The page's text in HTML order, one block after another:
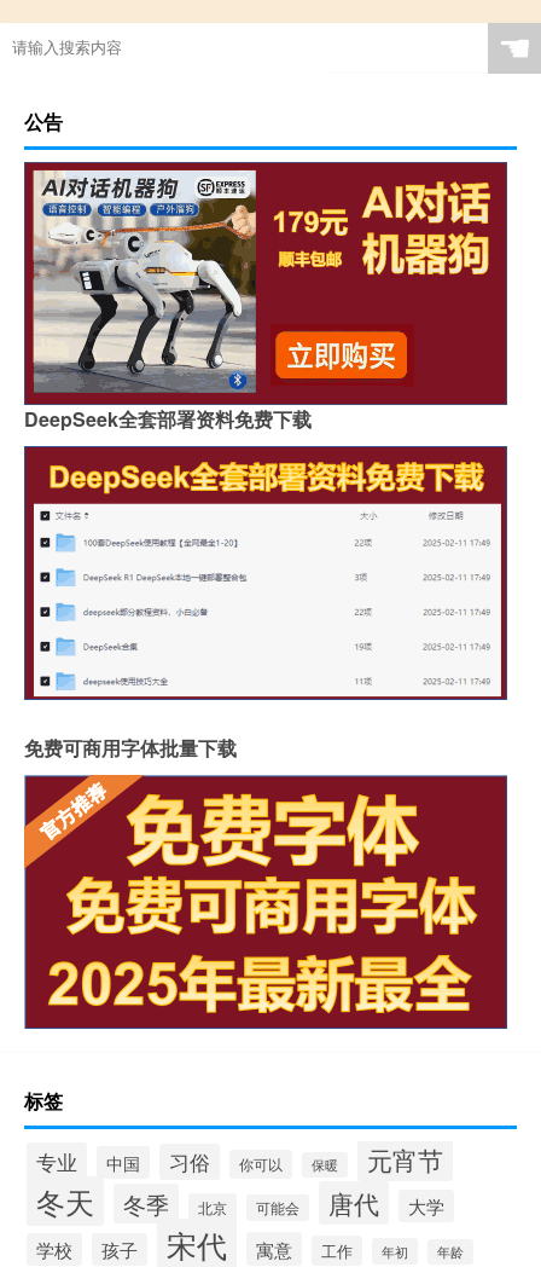
☚
公告
DeepSeek全套部署资料免费下载
免费可商用字体批量下载
标签
专业 中国 习俗 你可以 保暖 元宵节
冬天 冬季 北京 可能会 唐代
大学
学校
孩子 宋代 寓意 工作 年初 年龄